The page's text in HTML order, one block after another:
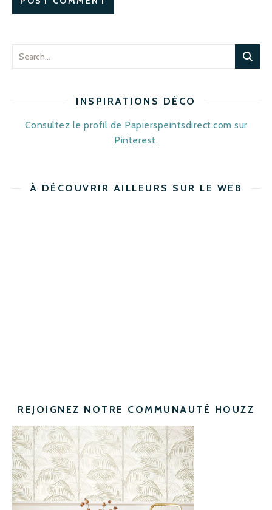
INSPIRATIONS DÉCO
Consultez le profil de Papierspeintsdirect.com sur
Pinterest.
À DÉCOUVRIR AILLEURS SUR LE WEB
REJOIGNEZ NOTRE COMMUNAUTÉ HOUZZ